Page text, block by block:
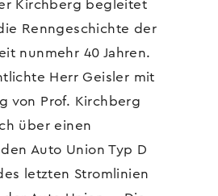
Kirchberg begleitet
Renngeschichte der
nunmehr 40 Jahren.
Herr Geisler mit
von Prof. Kirchberg
über einen
Auto Union Typ D
letzten Stromlinien